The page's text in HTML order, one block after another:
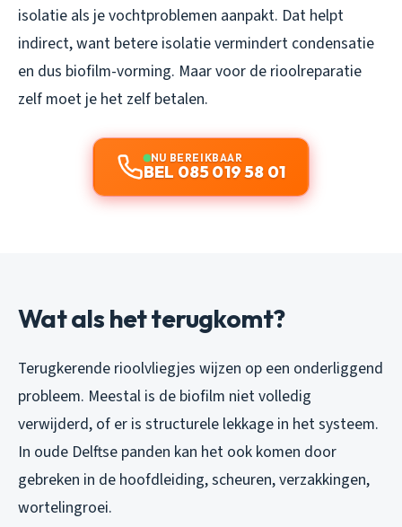
isolatie als je vochtproblemen aanpakt. Dat helpt
indirect, want betere isolatie vermindert condensatie
en dus biofilm-vorming. Maar voor de rioolreparatie
zelf moet je het zelf betalen.
NU BEREIKBAAR
BEL 085 019 58 01
Wat als het terugkomt?
Terugkerende rioolvliegjes wijzen op een onderliggend
probleem. Meestal is de biofilm niet volledig
verwijderd, of er is structurele lekkage in het systeem.
In oude Delftse panden kan het ook komen door
gebreken in de hoofdleiding, scheuren, verzakkingen,
wortelingroei.